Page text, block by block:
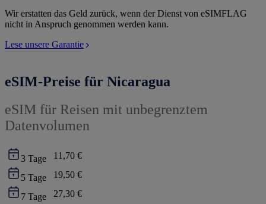
Wir erstatten das Geld zurück, wenn der Dienst von eSIMFLAG
nicht in Anspruch genommen werden kann.
Lese unsere Garantie
eSIM-Preise für Nicaragua
eSIM für Reisen mit unbegrenztem
Datenvolumen
3 Tage 11,70 €
5 Tage 19,50 €
7 Tage 27,30 €